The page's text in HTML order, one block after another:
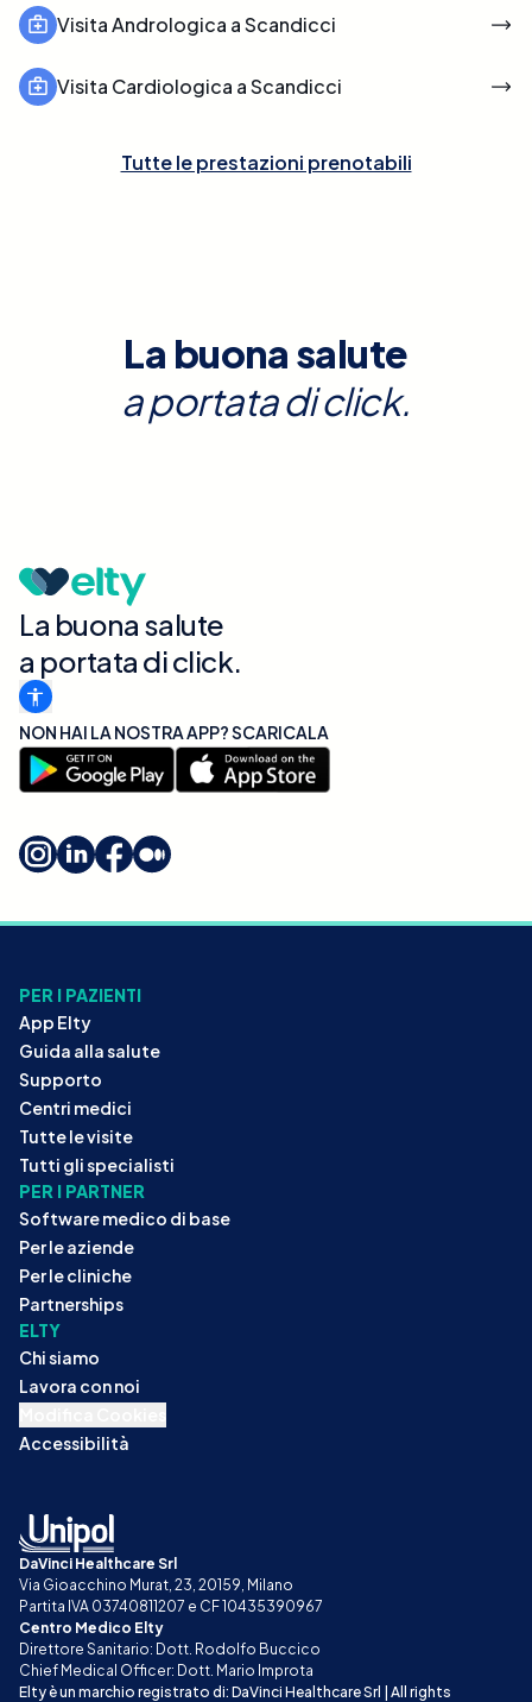
Visita Andrologica a Scandicci
Visita Cardiologica a Scandicci
Tutte le prestazioni prenotabili
La buona salute
a portata di click.
La buona salute
a portata di click.
NON HAI LA NOSTRA APP? SCARICALA
PER I PAZIENTI
App Elty
Guida alla salute
Supporto
Centri medici
Tutte le visite
Tutti gli specialisti
PER I PARTNER
Software medico di base
Per le aziende
Per le cliniche
Partnerships
ELTY
Chi siamo
Lavora con noi
Accessibilità
DaVinci Healthcare Srl
Via Gioacchino Murat, 23, 20159, Milano
Partita IVA 03740811207 e CF 10435390967
Centro Medico Elty
Direttore Sanitario: Dott. Rodolfo Buccico
Chief Medical Officer: Dott. Mario Improta
Elty è un marchio registrato di: DaVinci Healthcare Srl | All rights